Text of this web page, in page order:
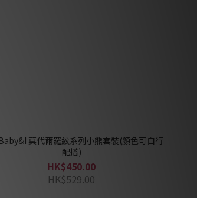
莫代爾羅紋系列小熊套裝(顏色可自行
配搭)
HK$450.00
HK$529.00